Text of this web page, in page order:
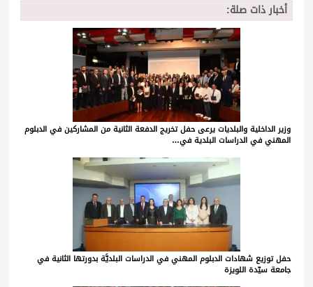
أخبار ذات صلة:
وزير الداخلية والبلديات يرعى حفل تخريج الدفعة الثانية من المشاركين في الدبلوم
المهني في الدراسات البلدية في…
حفل توزيع شهادات الدبلوم المهني في الدراسات البلديَّة بدورتها الثانية في
جامعة سيّدة اللويزة